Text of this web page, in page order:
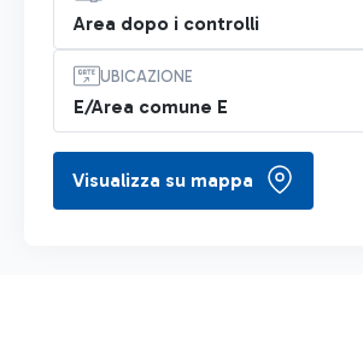
Area dopo i controlli
UBICAZIONE
E/Area comune E
Visualizza su mappa